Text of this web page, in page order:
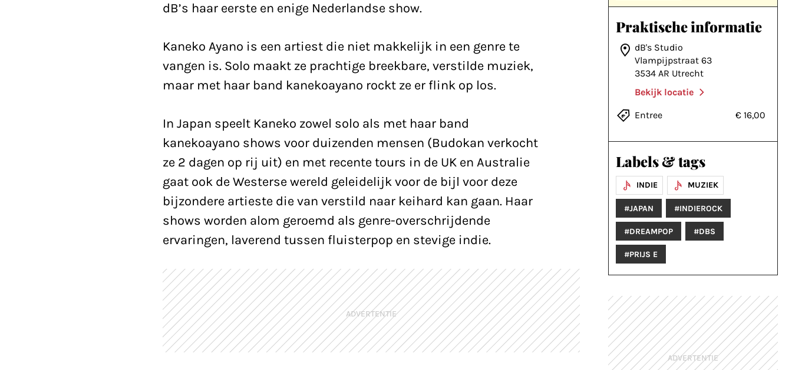
dB’s haar eerste en enige Nederlandse show.
Kaneko Ayano is een artiest die niet makkelijk in een genre te
vangen is. Solo maakt ze prachtige breekbare, verstilde muziek,
maar met haar band kanekoayano rockt ze er flink op los.
In Japan speelt Kaneko zowel solo als met haar band
kanekoayano shows voor duizenden mensen (Budokan verkocht
ze 2 dagen op rij uit) en met recente tours in de UK en Australie
gaat ook de Westerse wereld geleidelijk voor de bijl voor deze
bijzondere artieste die van verstild naar keihard kan gaan. Haar
shows worden alom geroemd als genre-overschrijdende
ervaringen, laverend tussen fluisterpop en stevige indie.
ADVERTENTIE
Praktische informatie
dB's Studio
Vlampijpstraat 63
3534 AR Utrecht
Bekijk locatie
Entree € 16,00
Labels & tags
INDIE MUZIEK
#JAPAN #INDIEROCK
#DREAMPOP #DBS
#PRIJS E
ADVERTENTIE